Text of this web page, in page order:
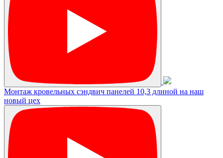
Монтаж кровельных сэндвич панелей 10,3 длиной на наш
новый цех